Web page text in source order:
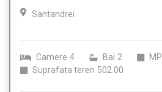
Santandrei
Camere 4 Bai 2 MP
Suprafata teren 502.00